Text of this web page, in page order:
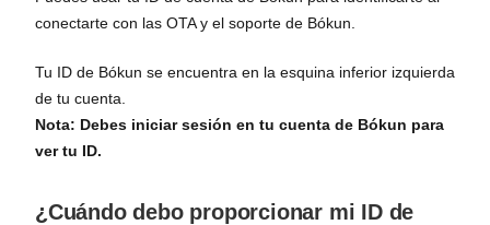
conectarte con las OTA y el soporte de Bókun.
Tu ID de Bókun se encuentra en la esquina inferior izquierda
de tu cuenta.
Nota: Debes iniciar sesión en tu cuenta de Bókun para
ver tu ID.
¿Cuándo debo proporcionar mi ID de